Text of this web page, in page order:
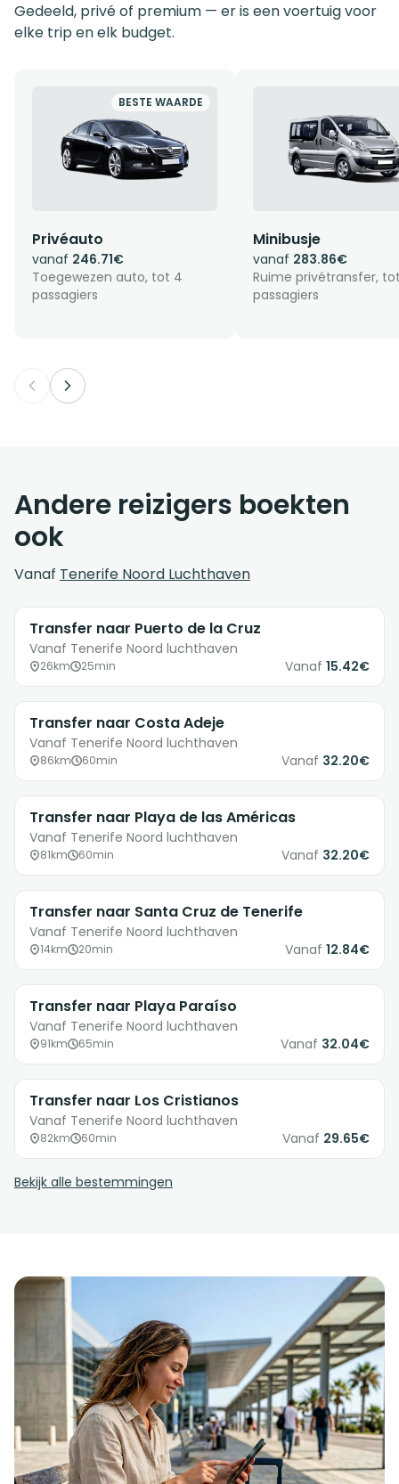
Gedeeld, privé of premium — er is een voertuig voor
elke trip en elk budget.
BESTE WAARDE
Privéauto
vanaf 246.71€
Toegewezen auto, tot 4
passagiers
Minibusje
vanaf 283.86€
Ruime privétransfer,
passagiers
Andere reizigers boekten
ook
Vanaf Tenerife Noord Luchthaven
Transfer naar Puerto de la Cruz
Vanaf Tenerife Noord luchthaven
26km 25min Vanaf 15.42€
Transfer naar Costa Adeje
Vanaf Tenerife Noord luchthaven
86km 60min Vanaf 32.20€
Transfer naar Playa de las Américas
Vanaf Tenerife Noord luchthaven
81km 60min Vanaf 32.20€
Transfer naar Santa Cruz de Tenerife
Vanaf Tenerife Noord luchthaven
14km 20min Vanaf 12.84€
Transfer naar Playa Paraíso
Vanaf Tenerife Noord luchthaven
91km 65min Vanaf 32.04€
Transfer naar Los Cristianos
Vanaf Tenerife Noord luchthaven
82km 60min Vanaf 29.65€
Bekijk alle bestemmingen